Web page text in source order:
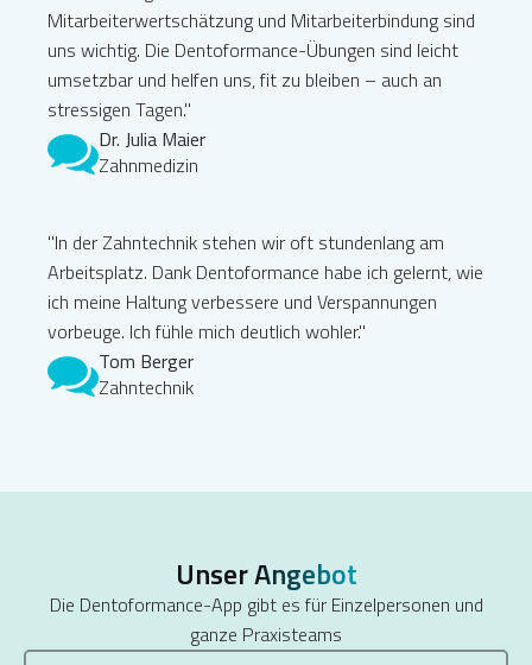
Mitarbeiterwertschätzung und Mitarbeiterbindung sind
uns wichtig. Die Dentoformance-Übungen sind leicht
umsetzbar und helfen uns, fit zu bleiben – auch an
stressigen Tagen."
Dr. Julia Maier
Zahnmedizin
"In der Zahntechnik stehen wir oft stundenlang am
Arbeitsplatz. Dank Dentoformance habe ich gelernt, wie
ich meine Haltung verbessere und Verspannungen
vorbeuge. Ich fühle mich deutlich wohler."
Tom Berger
Zahntechnik
UnserAngebot
Die Dentoformance-App gibt es für Einzelpersonen und
ganze Praxisteams